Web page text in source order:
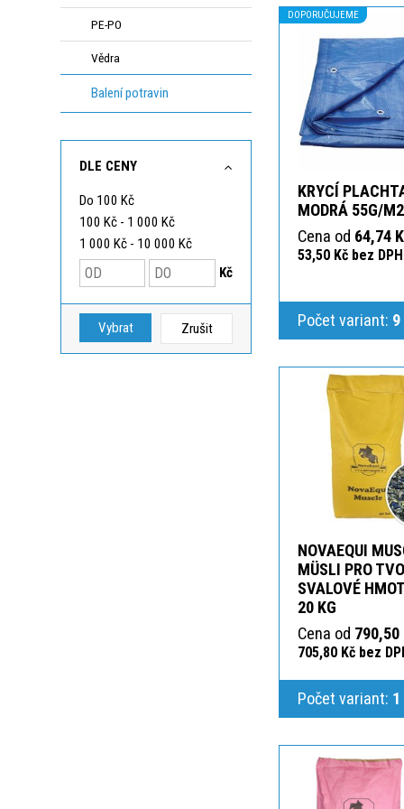
DOPORUČUJEME
KRYCÍ
MODRÁ 55G/M2
Cena od 64,74
53,50 Kč bez DPH
Počet variant: 9
NOVAEQUI
MÜSLI PRO
SVALOVÉ
20 KG
Cena od 790,50
705,80 Kč bez
Počet variant: 1
PE-PO
Vědra
Balení potravin
DLE CENY
Do 100 Kč
100 Kč - 1 000 Kč
1 000 Kč - 10 000 Kč
Kč
Vybrat Zrušit